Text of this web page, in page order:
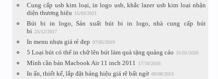
Cung cấp usb kim loại, in logo usb, khắc lazer usb kim loại nhận
diện thương hiệu
15/03/2021
Bút bi in logo, Sản xuất bút bi in logo, nhà cung cấp bút
bi 25/12/2017
In menu nhựa giá rẻ đẹp 07/05/2019
5 Loại bút có thể in chữ lên bút làm quà tặng quảng cáo 31/01/2020
Mình cần bán Macbook Air 11 inch 2011 17/10/2016
In ấn, thiết kế, lắp đặt bảng hiệu giá rẽ bất ngờ 09/08/2013